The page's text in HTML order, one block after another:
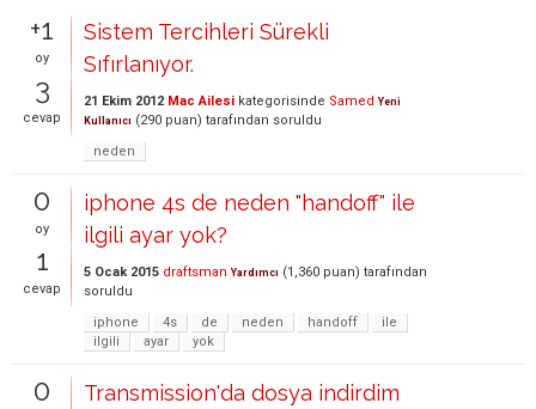
+1
oy
3
cevap
Sistem Tercihleri Sürekli
Sıfırlanıyor.
21 Ekim 2012 Mac Ailesi kategorisinde Samed Yeni
Kullanıcı (290 puan) tarafından soruldu
neden
0
oy
1
cevap
iphone 4s de neden "handoff" ile
ilgili ayar yok?
5 Ocak 2015 draftsman Yardımcı (1,360 puan) tarafından
soruldu
iphone
4s de neden handoff
ile
ilgili
ayar yok
0
Transmission'da dosya indirdim